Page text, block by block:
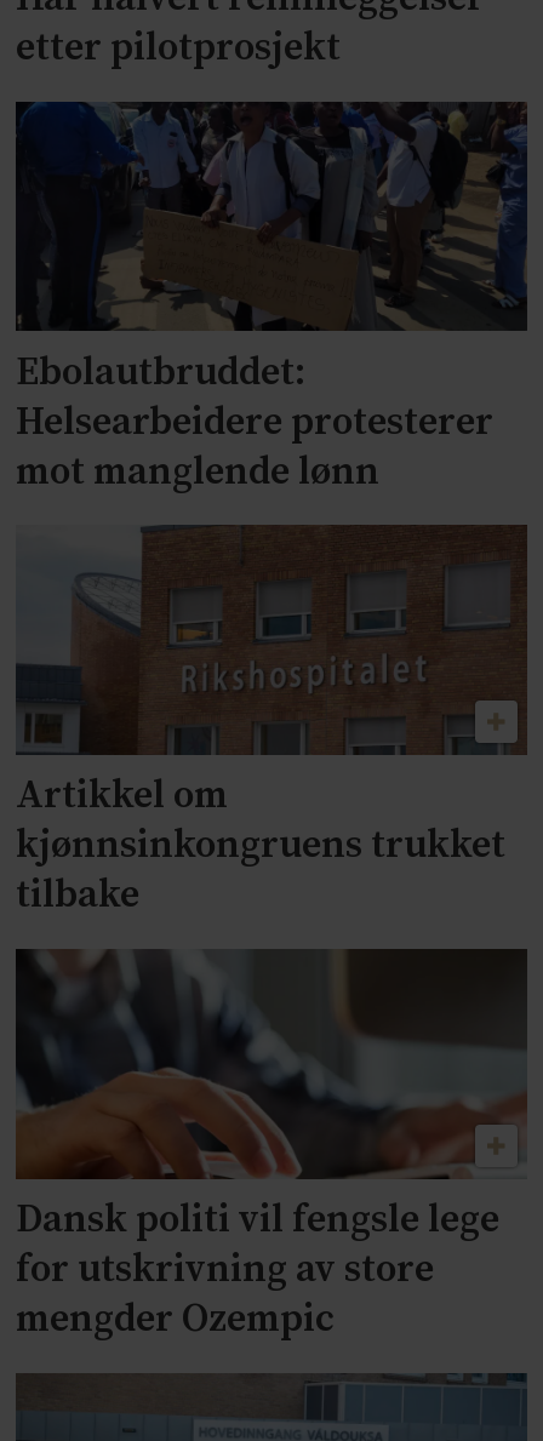
etter pilotprosjekt
Ebolautbruddet:
Helsearbeidere protesterer
mot manglende lønn
Artikkel om
kjønnsinkongruens trukket
tilbake
Dansk politi vil fengsle lege
for utskrivning av store
mengder Ozempic